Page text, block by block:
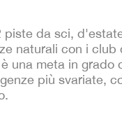
piste da sci,
naturali con i club
una meta in grado
più svariate,